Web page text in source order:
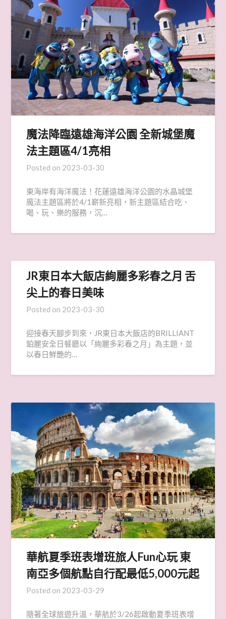
魔法降臨遠雄海洋公園 全新城堡魔
法主題區4/1亮相
Posted on 2023-03-30
東海岸有海洋魔法！花蓮遠雄海洋公園的水晶城堡
魔法主題區將於4/1嶄新亮相，新主題區結合吃、
喝、玩、樂的服務，沉…
JR東日本大飯店絢麗多彩春之月 舌
尖上的春日美味
Posted on 2023-03-30
迎接春天腳步到來，JR東日本大飯店的BRILLIANT
鉑麗安全日餐廳以「絢麗多彩春之月」為主題，並
以春日鮮艷的…
華航夏季班表增班旅人Fun心玩 東
南亞多個航點自行配最低5,000元起
Posted on 2023-03-29
隨著全球旅遊升溫，華航於3/26起啟動夏季班表增